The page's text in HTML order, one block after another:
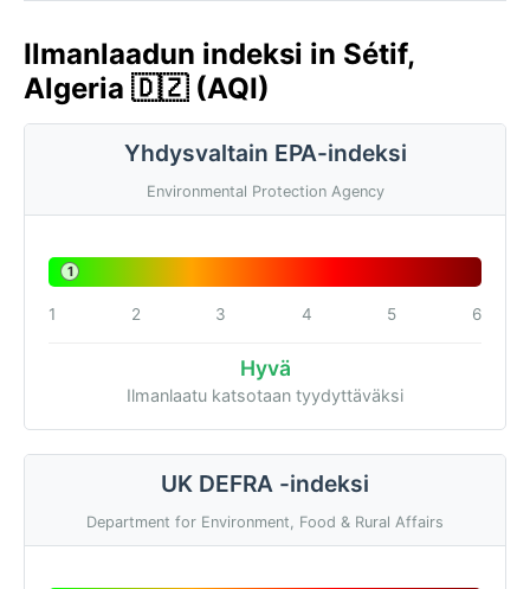
Ilmanlaadun indeksi in Sétif,
Algeria 🇩🇿 (AQI)
Yhdysvaltain EPA-indeksi
Environmental Protection Agency
1
1 2 3 4 5 6
Hyvä
Ilmanlaatu katsotaan tyydyttäväksi
UK DEFRA -indeksi
Department for Environment, Food & Rural Affairs